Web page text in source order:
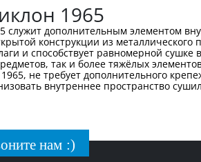
1965
служит дополнительным элементом
конструкции из
и способствует равномерной
так и более тяжёлых
не требует дополнительного
внутреннее пространство
нам :)